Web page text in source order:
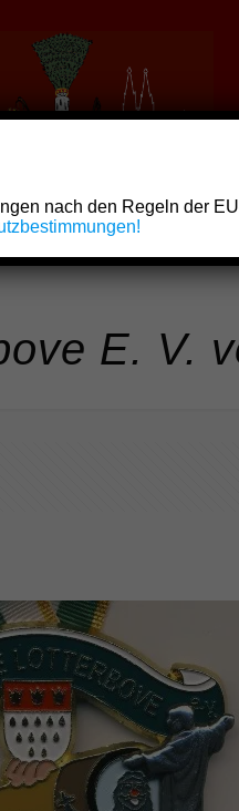
E. V.
nach den Regeln der